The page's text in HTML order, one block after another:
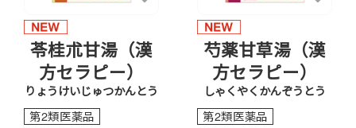
苓桂朮甘湯（漢
方セラピー）
りょうけいじゅつかんとう
第2類医薬品
芍薬甘草湯（漢
方セラピー）
しゃくやくかんぞうとう
第2類医薬品